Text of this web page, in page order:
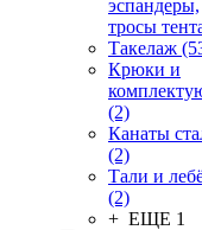
эспандеры,
тросы
Такелаж
Крюки и
(2)
Канаты
(2)
Тали и
(2)
+ ЕЩЕ 1